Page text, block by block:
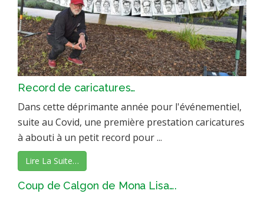
Record de caricatures…
Dans cette déprimante année pour l'événementiel,
suite au Covid, une première prestation caricatures
à abouti à un petit record pour ...
Lire La Suite…
Coup de Calgon de Mona Lisa….